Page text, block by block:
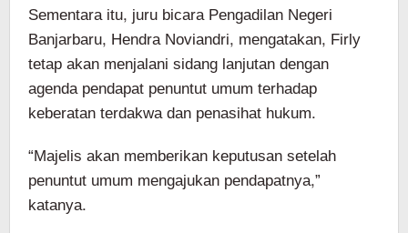
Sementara itu, juru bicara Pengadilan Negeri
Banjarbaru, Hendra Noviandri, mengatakan, Firly
tetap akan menjalani sidang lanjutan dengan
agenda pendapat penuntut umum terhadap
keberatan terdakwa dan penasihat hukum.
“Majelis akan memberikan keputusan setelah
penuntut umum mengajukan pendapatnya,”
katanya.